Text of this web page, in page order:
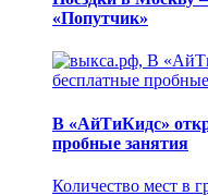
«Попутчик»
В «АйТиКидс»
пробные занятия
Количество мест в